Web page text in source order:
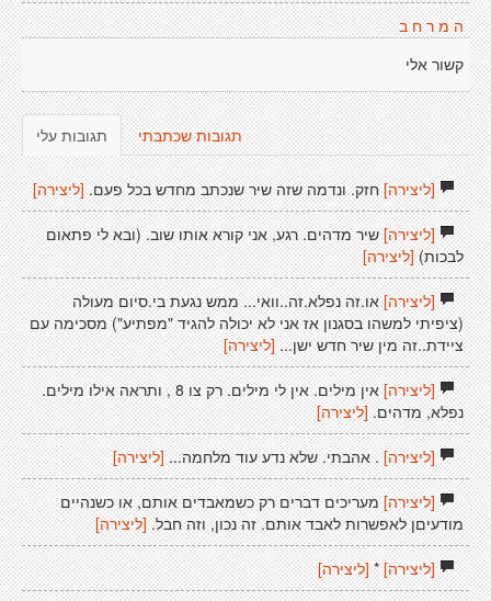
ה מ ר ח ב
קשור אלי
תגובות עלי תגובות שכתבתי
[ליצירה]חזק. ונדמה שזה שיר שנכתב מחדש בכל פעם. [ליצירה]
[ליצירה]שיר מדהים. רגע, אני קורא אותו שוב. (ובא לי פתאום
לבכות) [ליצירה]
[ליצירה]או.זה נפלא.זה..וואי... ממש נגעת בי.סיום מעולה
(ציפיתי למשהו בסגנון אז אני לא יכולה להגיד "מפתיע") מסכימה עם
ציידת..זה מין שיר חדש ישן... [ליצירה]
[ליצירה]
אין מילים. אין לי מילים. רק צו 8 , ותראה אילו מילים.
נפלא, מדהים. [ליצירה]
[ליצירה]. אהבתי. שלא נדע עוד מלחמה... [ליצירה]
[ליצירה]מעריכים דברים רק כשמאבדים אותם, או כשנהיים
מודעיםן לאפשרות לאבד אותם. זה נכון, וזה חבל. [ליצירה]
[ליצירה]* [ליצירה]